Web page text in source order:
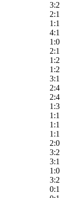
3:2
2:1
1:1
4:1
1:0
2:1
1:2
1:2
3:1
2:4
2:4
1:3
1:1
1:1
1:1
2:0
3:2
3:1
1:0
3:2
0:1